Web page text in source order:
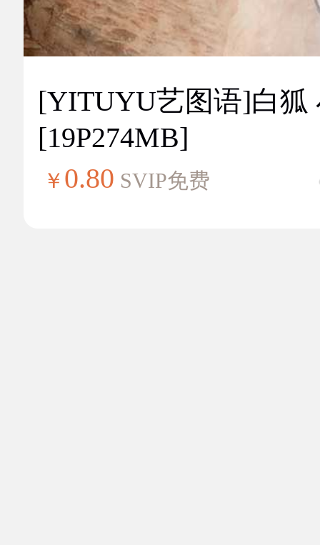
[YITUYU艺图语]白狐
[19P274MB]
￥ 0.80 SVIP免费